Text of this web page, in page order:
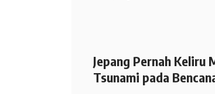
Jepang Pernah Keliru
Tsunami pada